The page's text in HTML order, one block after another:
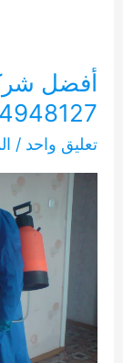
أفضل
تعليق واحد /